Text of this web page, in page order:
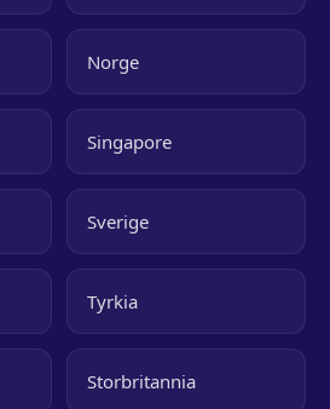
Norge
Singapore
Sverige
Tyrkia
Storbritannia